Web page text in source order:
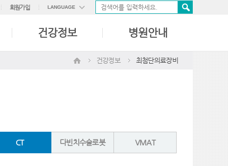
회원가입 LANGUAGE
中國語
건강정보 병원안내
건강정보 최첨단의료장비
CT 다빈치수술로봇 VMAT